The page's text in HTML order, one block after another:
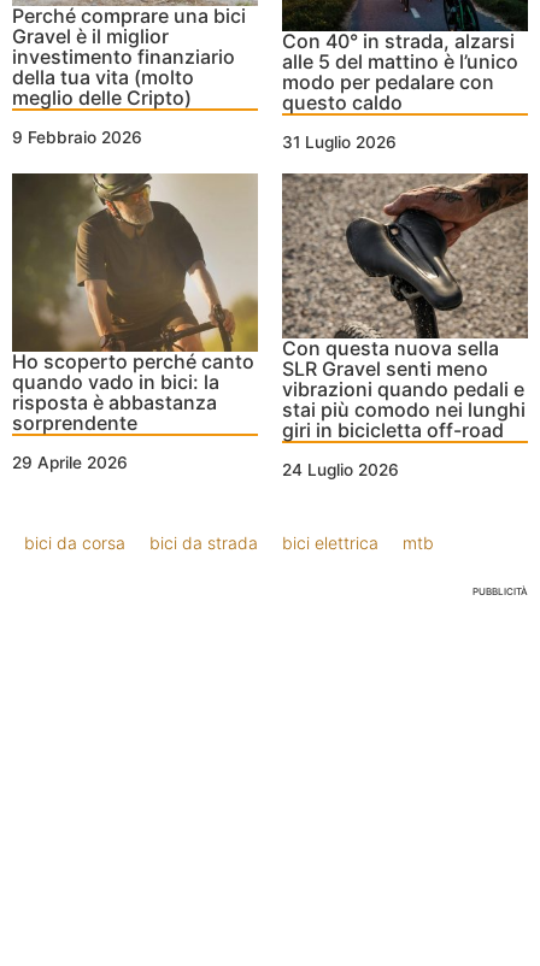
Perché comprare una bici
Gravel è il miglior
investimento finanziario
della tua vita (molto
meglio delle Cripto)
9 Febbraio 2026
Con 40° in strada, alzarsi
alle 5 del mattino è l’unico
modo per pedalare con
questo caldo
31 Luglio 2026
Ho scoperto perché canto
quando vado in bici: la
risposta è abbastanza
sorprendente
29 Aprile 2026
Con questa nuova sella
SLR Gravel senti meno
vibrazioni quando pedali e
stai più comodo nei lunghi
giri in bicicletta off-road
24 Luglio 2026
bici da corsa bici da strada bici elettrica mtb
PUBBLICITÀ